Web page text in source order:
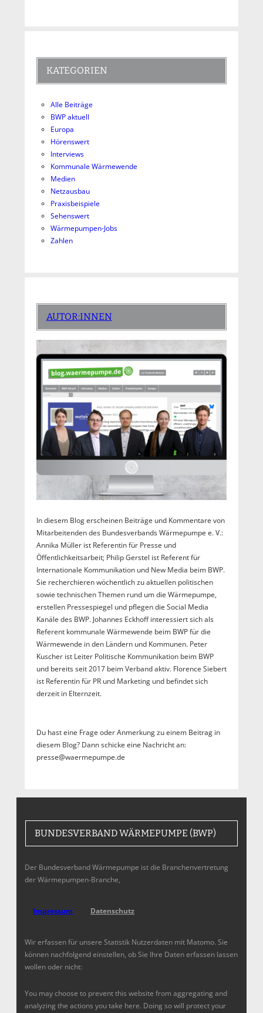
KATEGORIEN
Alle Beiträge
BWP aktuell
Europa
Hörenswert
Interviews
Kommunale Wärmewende
Medien
Netzausbau
Praxisbeispiele
Sehenswert
Wärmepumpen-Jobs
Zahlen
AUTOR:INNEN
In diesem Blog erscheinen Beiträge und Kommentare von
Mitarbeitenden des Bundesverbands Wärmepumpe e. V.:
Annika Müller ist Referentin für Presse und
Öffentlichkeitsarbeit; Philip Gerstel ist Referent für
Internationale Kommunikation und New Media beim BWP.
Sie recherchieren wöchentlich zu aktuellen politischen
sowie technischen Themen rund um die Wärmepumpe,
erstellen Pressespiegel und pflegen die Social Media
Kanäle des BWP. Johannes Eckhoff interessiert sich als
Referent kommunale Wärmewende beim BWP für die
Wärmewende in den Ländern und Kommunen. Peter
Kuscher ist Leiter Politische Kommunikation beim BWP
und bereits seit 2017 beim Verband aktiv. Florence Siebert
ist Referentin für PR und Marketing und befindet sich
derzeit in Elternzeit.
Du hast eine Frage oder Anmerkung zu einem Beitrag in
diesem Blog? Dann schicke eine Nachricht an:
presse@waermepumpe.de
BUNDESVERBAND WÄRMEPUMPE (BWP)
Der Bundesverband Wärmepumpe ist die Branchenvertretung
der Wärmepumpen-Branche,
Impressum Datenschutz
Wir erfassen für unsere Statistik Nutzerdaten mit Matomo. Sie
können nachfolgend einstellen, ob Sie Ihre Daten erfassen lassen
wollen oder nicht:
You may choose to prevent this website from aggregating and
analyzing the actions you take here. Doing so will protect your